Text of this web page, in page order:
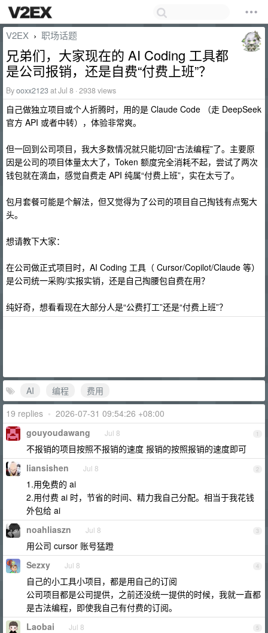
V2EX › 职场话题
兄弟们，大家现在的 AI Coding 工具都
是公司报销，还是自费“付费上班”？
Byooxx2123at Jul 8 · 2938 views
自己做独立项目或个人折腾时，用的是 Claude Code （走 DeepSeek
官方 API 或者中转），体验非常爽。
但一回到公司项目，我大多数情况就只能切回“古法编程”了。主要原
因是公司的项目体量太大了，Token 额度完全消耗不起，尝试了两次
钱包就在滴血，感觉自费走 API 纯属“付费上班”，实在太亏了。
包月套餐可能是个解法，但又觉得为了公司的项目自己掏钱有点冤大
头。
想请教下大家：
在公司做正式项目时，AI Coding 工具（ Cursor/Copilot/Claude 等）
是公司统一采购/实报实销，还是自己掏腰包自费在用？
纯好奇，想看看现在大部分人是“公费打工”还是“付费上班”？
AI 编程
费用
19 replies • 2026-07-31 09:54:26 +08:00
1
gouyoudawang Jul 8
不报销的项目按照不报销的速度 报销的按照报销的速度即可
2
liansishen Jul 8
1.用免费的 ai
2.用付费 ai 时，节省的时间、精力我自己分配。相当于我花钱
外包给 ai
3
noahliaszn Jul 8
用公司 cursor 账号猛蹬
4
Sezxy Jul 8
自己的小工具小项目，都是用自己的订阅
公司项目都是公司提供，之前还没统一提供的时候，我就一直都
是古法编程，即使我自己有付费的订阅。
5
Laobai Jul 8